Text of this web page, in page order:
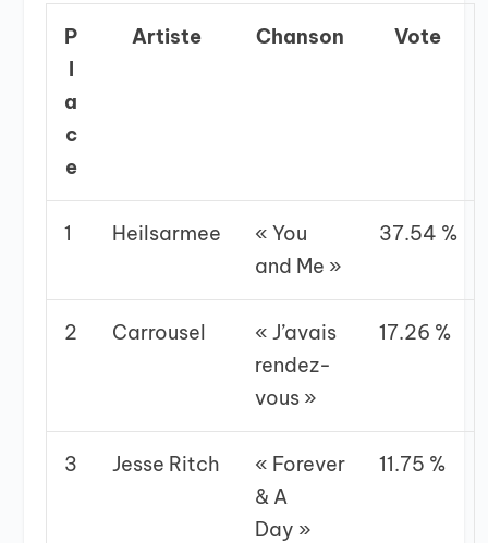
P
l
a
c
e
Artiste Chanson Vote
1 Heilsarmee
« You
and Me »
37.54 %
2 Carrousel
« J’avais
rendez-
vous »
17.26 %
3 Jesse Ritch
« Forever
& A
Day »
11.75 %